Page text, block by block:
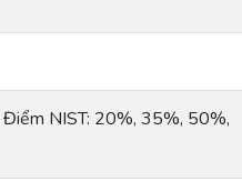
NIST: 20%, 35%, 50%,